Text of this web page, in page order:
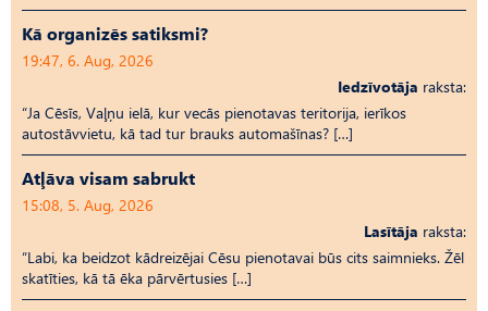
Kā organizēs satiksmi?
19:47, 6. Aug, 2026
Iedzīvotāja raksta:
“Ja Cēsīs, Vaļņu ielā, kur vecās pienotavas teritorija, ierīkos
autostāvvietu, kā tad tur brauks automašīnas? […]
Atļāva visam sabrukt
15:08, 5. Aug, 2026
Lasītāja raksta:
“Labi, ka beidzot kādreizējai Cēsu pienotavai būs cits saimnieks. Žēl
skatīties, kā tā ēka pārvērtusies […]